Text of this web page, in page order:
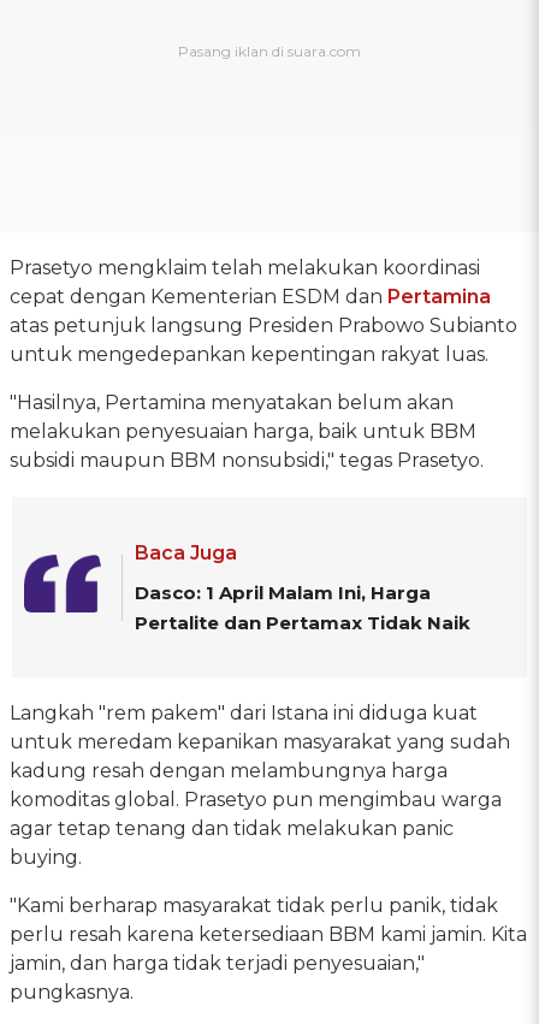
Prasetyo mengklaim telah melakukan koordinasi
cepat dengan Kementerian ESDM dan Pertamina
atas petunjuk langsung Presiden Prabowo Subianto
untuk mengedepankan kepentingan rakyat luas.
"Hasilnya, Pertamina menyatakan belum akan
melakukan penyesuaian harga, baik untuk BBM
subsidi maupun BBM nonsubsidi," tegas Prasetyo.
Baca Juga
Dasco: 1 April Malam Ini, Harga
Pertalite dan Pertamax Tidak Naik
Langkah "rem pakem" dari Istana ini diduga kuat
untuk meredam kepanikan masyarakat yang sudah
kadung resah dengan melambungnya harga
komoditas global. Prasetyo pun mengimbau warga
agar tetap tenang dan tidak melakukan panic
buying.
"Kami berharap masyarakat tidak perlu panik, tidak
perlu resah karena ketersediaan BBM kami jamin. Kita
jamin, dan harga tidak terjadi penyesuaian,"
pungkasnya.